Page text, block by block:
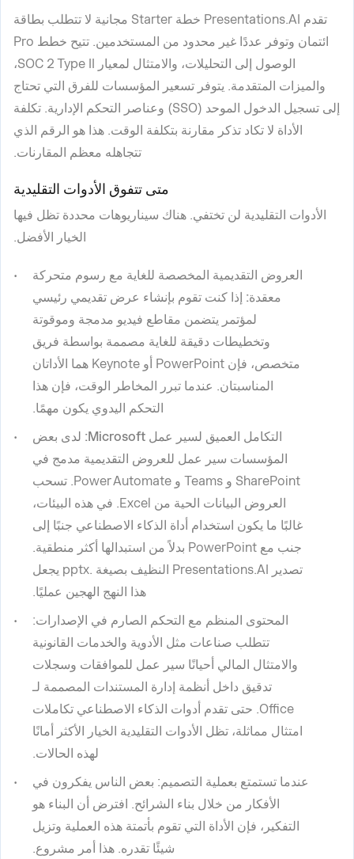
تقدم Presentations.AI خطة Starter مجانية لا تتطلب بطاقة
ائتمان وتوفر عددًا غير محدود من المستخدمين. تتيح خطط Pro
الوصول إلى التحليلات، والامتثال لمعيار SOC 2 Type II،
والميزات المتقدمة. يتوفر تسعير المؤسسات للفرق التي تحتاج
إلى تسجيل الدخول الموحد (SSO) وعناصر التحكم الإدارية. تكلفة
الأداة لا تكاد تذكر مقارنة بتكلفة الوقت. هذا هو الرقم الذي
تتجاهله معظم المقارنات.
متى تتفوق الأدوات التقليدية
الأدوات التقليدية لن تختفي. هناك سيناريوهات محددة تظل فيها
الخيار الأفضل.
العروض التقديمية المخصصة للغاية مع رسوم متحركة
معقدة: إذا كنت تقوم بإنشاء عرض تقديمي رئيسي
لمؤتمر يتضمن مقاطع فيديو مدمجة وموقوتة
وتخطيطات دقيقة للغاية مصممة بواسطة فريق
متخصص، فإن PowerPoint أو Keynote هما الأداتان
المناسبتان. عندما تبرر المخاطر الوقت، فإن هذا
التحكم اليدوي يكون مهمًا.
التكامل العميق لسير عمل Microsoft:
لدى بعض
المؤسسات سير عمل للعروض التقديمية مدمج في
SharePoint و Teams و Power Automate. تسحب
العروض البيانات الحية من Excel. في هذه البيئات،
غالبًا ما يكون استخدام أداة الذكاء الاصطناعي جنبًا إلى
جنب مع PowerPoint بدلاً من استبدالها أكثر منطقية.
تصدير Presentations.AI النظيف بصيغة .pptx يجعل
هذا النهج الهجين عمليًا.
المحتوى المنظم مع التحكم الصارم في الإصدارات:
تتطلب صناعات مثل الأدوية والخدمات القانونية
والامتثال المالي أحيانًا سير عمل للموافقات وسجلات
تدقيق داخل أنظمة إدارة المستندات المصممة لـ
Office. حتى تقدم أدوات الذكاء الاصطناعي تكاملات
امتثال مماثلة، تظل الأدوات التقليدية الخيار الأكثر أمانًا
لهذه الحالات.
عندما تستمتع بعملية التصميم: بعض الناس يفكرون في
الأفكار من خلال بناء الشرائح. افترض أن البناء هو
التفكير، فإن الأداة التي تقوم بأتمتة هذه العملية وتزيل
شيئًا تقدره. هذا أمر مشروع.